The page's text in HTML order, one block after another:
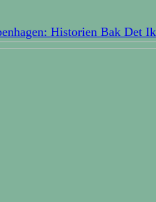
Historien Bak Det